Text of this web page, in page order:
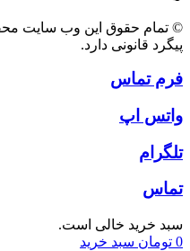
© تمام حقوق این وب سایت
پیگرد قانونی دارد.
فرم تماس
واتس اپ
تلگرام
تماس
سبد خرید خالی است.
0 تومان سبد خرید